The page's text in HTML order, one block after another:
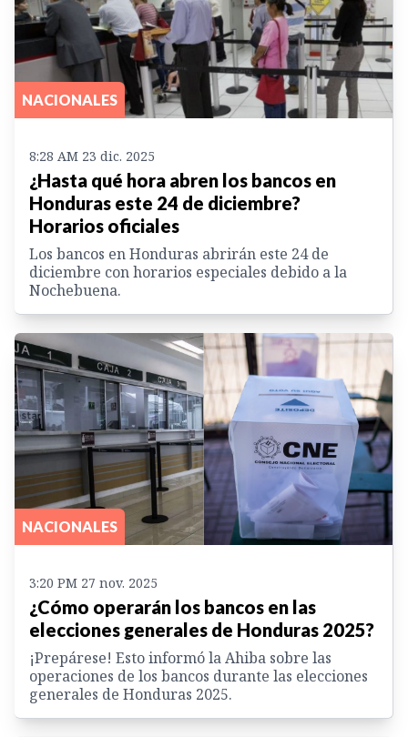
NACIONALES
8:28 AM 23 dic. 2025
¿Hasta qué hora abren los bancos en
Honduras este 24 de diciembre?
Horarios oficiales
Los bancos en Honduras abrirán este 24 de
diciembre con horarios especiales debido a la
Nochebuena.
NACIONALES
3:20 PM 27 nov. 2025
¿Cómo operarán los bancos en las
elecciones generales de Honduras 2025?
¡Prepárese! Esto informó la Ahiba sobre las
operaciones de los bancos durante las elecciones
generales de Honduras 2025.